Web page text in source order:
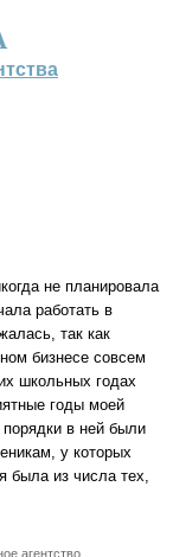
не планировала
работать в
так как
бизнесе совсем
школьных годах
годы моей
в ней были
у которых
была из числа тех,
агентство